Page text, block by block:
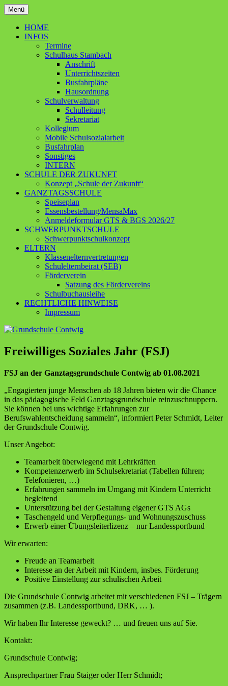
Zum
Inhalt
springen
Grundschule Contwig
Menü
HOME
INFOS
Termine
Schulhaus Stambach
Anschrift
Unterrichtszeiten
Busfahrpläne
Hausordnung
Schulverwaltung
Schulleitung
Sekretariat
Kollegium
Mobile Schulsozialarbeit
Busfahrplan
Sonstiges
INTERN
SCHULE DER ZUKUNFT
Konzept „Schule der Zukunft“
GANZTAGSSCHULE
Speiseplan
Essensbestellung/MensaMax
Anmeldeformular GTS & BGS 2026/27
SCHWERPUNKTSCHULE
Schwerpunktschulkonzept
ELTERN
Klassenelternvertretungen
Schulelternbeirat (SEB)
Förderverein
Satzung des Fördervereins
Schulbuchausleihe
RECHTLICHE HINWEISE
Impressum
Freiwilliges Soziales Jahr (FSJ)
FSJ an der Ganztagsgrundschule Contwig ab 01.08.2021
„Engagierten junge Menschen ab 18 Jahren bieten wir die Chance
in das pädagogische Feld Ganztagsgrundschule reinzuschnuppern.
Sie können bei uns wichtige Erfahrungen zur
Berufswahlentscheidung sammeln“, informiert Peter Schmidt, Leiter
der Grundschule Contwig.
Unser Angebot:
Teamarbeit überwiegend mit Lehrkräften
Kompetenzerwerb im Schulsekretariat (Tabellen führen;
Telefonieren, …)
Erfahrungen sammeln im Umgang mit Kindern Unterricht
begleitend
Unterstützung bei der Gestaltung eigener GTS AGs
Taschengeld und Verpflegungs- und Wohnungszuschuss
Erwerb einer Übungsleiterlizenz – nur Landessportbund
Wir erwarten:
Freude an Teamarbeit
Interesse an der Arbeit mit Kindern, insbes. Förderung
Positive Einstellung zur schulischen Arbeit
Die Grundschule Contwig arbeitet mit verschiedenen FSJ – Trägern
zusammen (z.B. Landessportbund, DRK, … ).
Wir haben Ihr Interesse geweckt? … und freuen uns auf Sie.
Kontakt:
Grundschule Contwig;
Ansprechpartner Frau Staiger oder Herr Schmidt;